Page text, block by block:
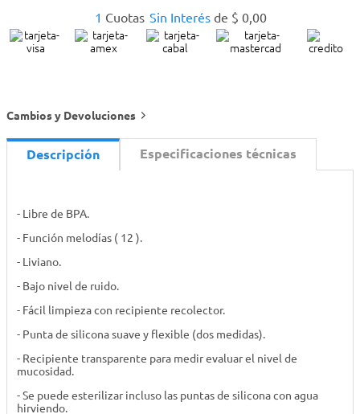
1 Cuotas Sin Interés de $ 0,00
Cambios y Devoluciones
Descripción Especificaciones técnicas
- Libre de BPA.
- Función melodías ( 12 ).
- Liviano.
- Bajo nivel de ruido.
- Fácil limpieza con recipiente recolector.
- Punta de silicona suave y flexible (dos medidas).
- Recipiente transparente para medir evaluar el nivel de
mucosidad.
- Se puede esterilizar incluso las puntas de silicona con agua
hirviendo.